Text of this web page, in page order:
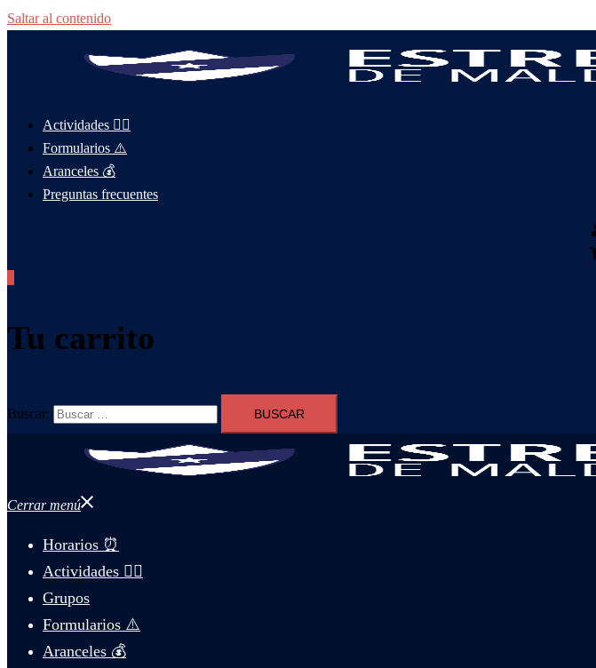
Saltar al contenido
Actividades 🤸‍♂️
Formularios ⚠️
Aranceles 💰
Preguntas frecuentes
Tu carrito
Buscar:
Cerrar menú
Horarios ⏰
Actividades 🤸‍♀️
Grupos
Formularios ⚠️
Aranceles 💰